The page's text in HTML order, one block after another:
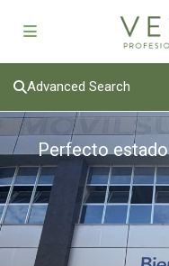
Advanced Search
Perfecto estado